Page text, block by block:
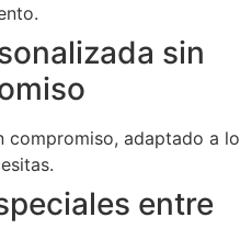
sin
compromiso, adaptado a lo
entre